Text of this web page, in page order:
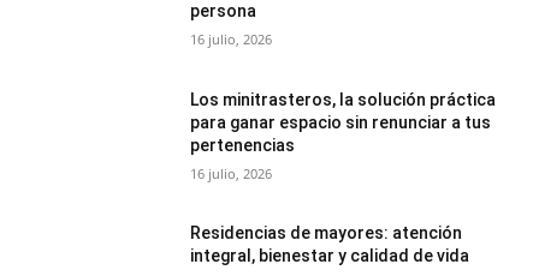
persona
16 julio, 2026
Los minitrasteros, la solución práctica
para ganar espacio sin renunciar a tus
pertenencias
16 julio, 2026
Residencias de mayores: atención
integral, bienestar y calidad de vida